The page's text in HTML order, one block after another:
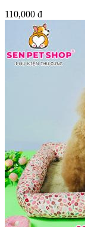
110,000 đ